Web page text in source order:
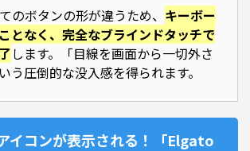
のボタンの形が違うため、 キーボー
となく、完全なブラインドタッチで
します。「目線を画面から一切外さ
う圧倒的な没入感を得られます。
イコンが表示される！「Elgato